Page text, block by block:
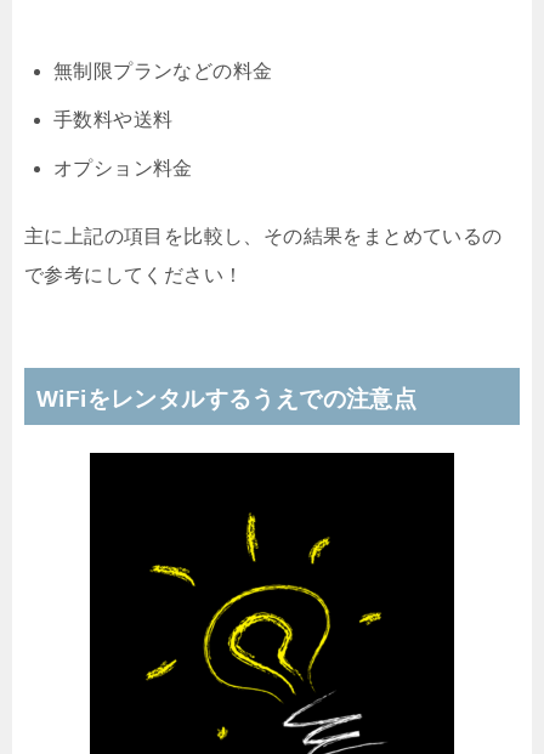
無制限プランなどの料金
手数料や送料
オプション料金
主に上記の項目を比較し、その結果をまとめているの
で参考にしてください！
WiFiをレンタルするうえでの注意点